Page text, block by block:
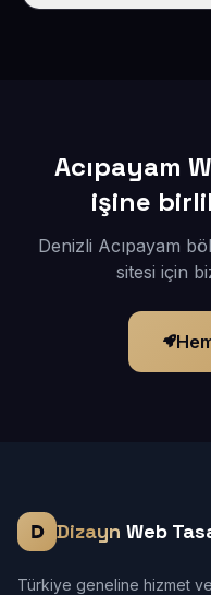
Acıpayam
işine
Denizli Acıpayam
sitesi için
Dizayn Web
Türkiye geneline hizmet